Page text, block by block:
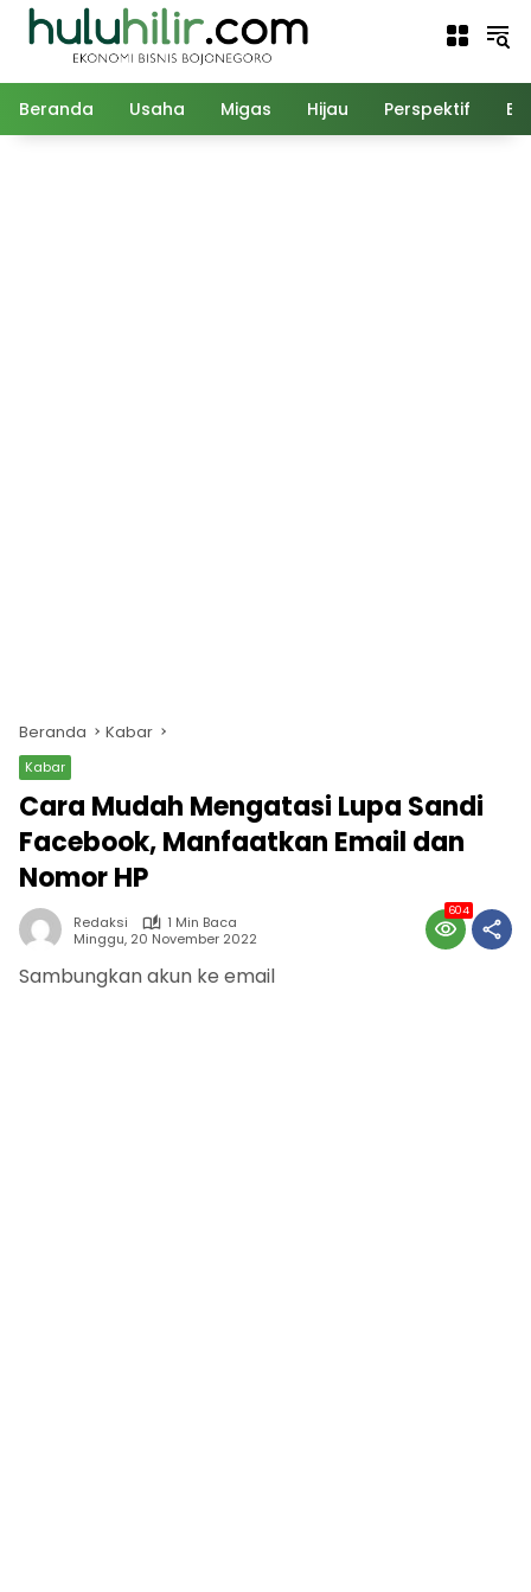
Langsung
Beranda Usaha Migas Hijau Perspektif
Beranda Kabar
Kabar
Cara Mudah Mengatasi Lupa Sandi
Facebook, Manfaatkan Email dan
Nomor HP
Redaksi
1 Min Baca
Minggu, 20 November 2022
604
Sambungkan akun ke email